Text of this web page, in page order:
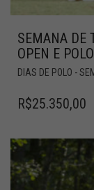
SEMANA DE
OPEN E POLO
DIAS DE POLO -
R$25.350,00